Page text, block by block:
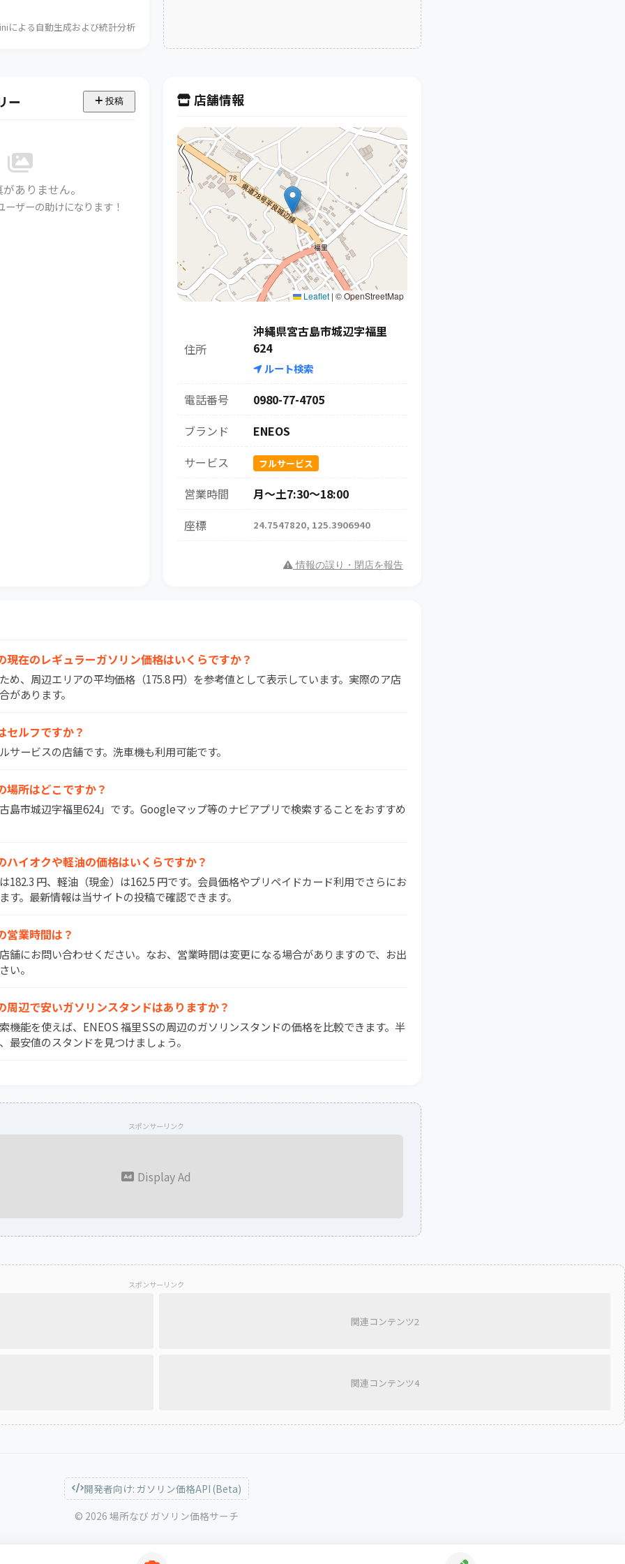
による自動生成および統計分析
ー 投稿
ありません。
ーザーの助けになります！
店舗情報
Leaflet | © OpenStreetMap
住所
沖縄県宮古島市城辺字福里
624
ルート検索
電話番号
0980-77-4705
ブランド
ENEOS
サービス
フルサービス
営業時間
月～土7:30～18:00
座標
24.7547820, 125.3906940
情報の誤り・閉店を報告
現在のレギュラーガソリン価格はいくらですか？
め、周辺エリアの平均価格（175.8 円）を参考値として表示しています。実際のア店
があります。
セルフですか？
サービスの店舗です。洗車機も利用可能です。
場所はどこですか？
島市城辺字福里624」です。Googleマップ等のナビアプリで検索することをおすすめ
ハイオクや軽油の価格はいくらですか？
182.3 円、軽油（現金）は162.5 円です。会員価格やプリペイドカード利用でさらにお
す。最新情報は当サイトの投稿で確認できます。
営業時間は？
舗にお問い合わせください。なお、営業時間は変更になる場合がありますので、お出
い。
周辺で安いガソリンスタンドはありますか？
機能を使えば、ENEOS 福里SSの周辺のガソリンスタンドの価格を比較できます。半
最安値のスタンドを見つけましょう。
スポンサーリンク
Display Ad
スポンサーリンク
関連コンテンツ2
関連コンテンツ4
開発者向け: ガソリン価格API (Beta)
© 2026 場所なび ガソリン価格サーチ